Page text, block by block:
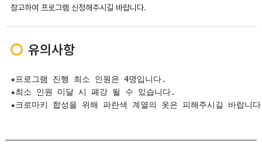
참고하여 프로그램 신청해주시길 바랍니다.
유의사항
★프로그램 진행 최소 인원은 4명입니다.
★최소 인원 미달 시 폐강 될 수 있습니다.
★크로마키 합성을 위해 파란색 계열의 옷은 피해주시길 바랍니